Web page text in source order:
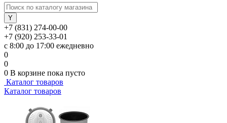
+7 (831) 274-00-00
+7 (920) 253-33-01
с 8:00 до 17:00 ежедневно
0
0
0 В корзине пока пусто
Каталог товаров
Каталог товаров